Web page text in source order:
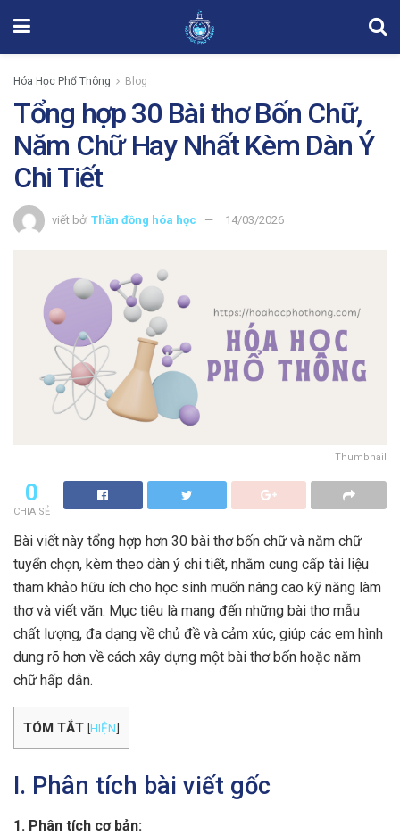
Hóa Học Phổ Thông Blog
Tổng hợp 30 Bài thơ Bốn Chữ,
Năm Chữ Hay Nhất Kèm Dàn Ý
Chi Tiết
viết bởi Thần đồng hóa học 14/03/2026
Thumbnail
0
CHIA SẺ
Bài viết này tổng hợp hơn 30 bài thơ bốn chữ và năm chữ
tuyển chọn, kèm theo dàn ý chi tiết, nhằm cung cấp tài liệu
tham khảo hữu ích cho học sinh muốn nâng cao kỹ năng làm
thơ và viết văn. Mục tiêu là mang đến những bài thơ mẫu
chất lượng, đa dạng về chủ đề và cảm xúc, giúp các em hình
dung rõ hơn về cách xây dựng một bài thơ bốn hoặc năm
chữ hấp dẫn.
TÓM TẮT [HIỆN]
I. Phân tích bài viết gốc
1. Phân tích cơ bản: